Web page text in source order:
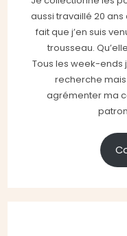
aussi travaillé 20
fait que j’en suis
trousseau.
Tous les week-ends
recherche
agrémenter ma